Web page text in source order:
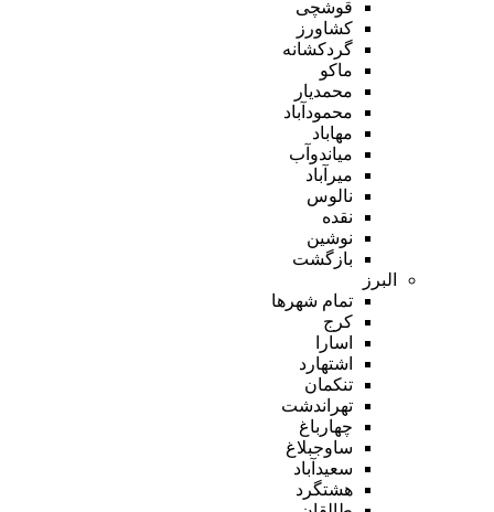
قوشچی
کشاورز
گردکشانه
ماکو
محمدیار
محمودآباد
مهاباد
میاندوآب
میرآباد
نالوس
نقده
نوشین
بازگشت
البرز
تمام شهر‌ها
کرج
اسارا
اشتهارد
تنکمان
تهراندشت
چهارباغ
ساوجبلاغ
سعیدآباد
هشتگرد